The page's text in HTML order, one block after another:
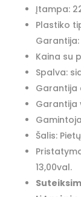
Įtampa:
Plastiko
Garantija:
Kaina su
Spalva:
Garantija
Garantija
Šalis:
13,00val.